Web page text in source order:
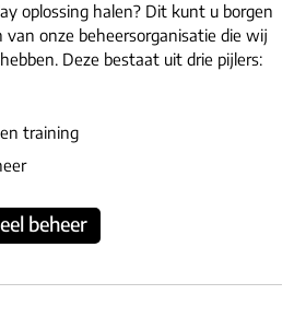
oplossing halen? Dit kunt u borgen
van onze beheersorganisatie die wij
Deze bestaat uit drie pijlers:
training
beheer